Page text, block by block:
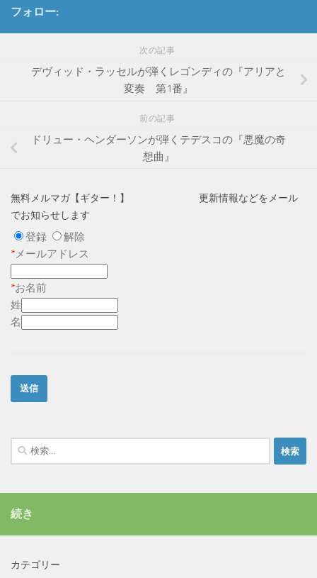
フォロー:
次の記事
デヴィッド・ラッセルが弾くレゴンディの『アリアと
変奏 第1番』
前の記事
ドリュー・ヘンダーソンが弾くテデスコの『悪魔の奇
想曲』
無料メルマガ【ギター！】 更新情報などをメール
でお知らせします
登録
解除
*メールアドレス
*お名前
姓
名
検
索:
続き
カテゴリー